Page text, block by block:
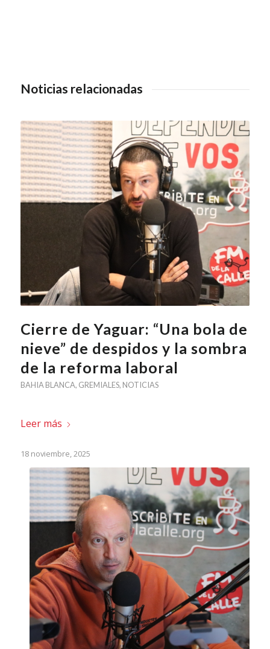
Noticias relacionadas
Cierre de Yaguar: “Una bola de
nieve” de despidos y la sombra
de la reforma laboral
BAHIA BLANCA, GREMIALES, NOTICIAS
Leer más
18 noviembre, 2025